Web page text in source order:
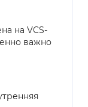
на VCS-
важно